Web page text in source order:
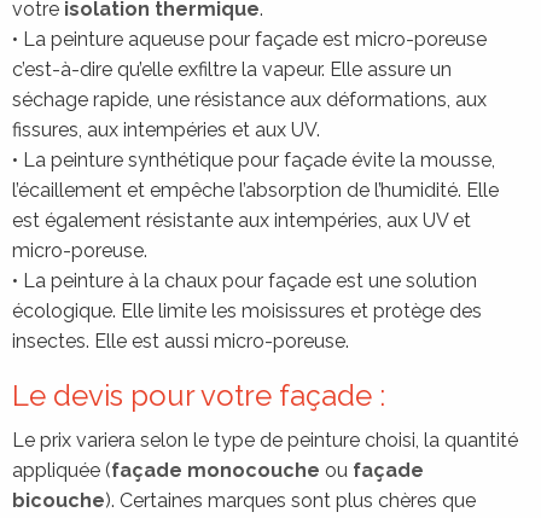
votre isolation thermique.
• La peinture aqueuse pour façade est micro-poreuse
c’est-à-dire qu’elle exfiltre la vapeur. Elle assure un
séchage rapide, une résistance aux déformations, aux
fissures, aux intempéries et aux UV.
• La peinture synthétique pour façade évite la mousse,
l’écaillement et empêche l’absorption de l’humidité. Elle
est également résistante aux intempéries, aux UV et
micro-poreuse.
• La peinture à la chaux pour façade est une solution
écologique. Elle limite les moisissures et protège des
insectes. Elle est aussi micro-poreuse.
Le devis pour votre façade :
Le prix variera selon le type de peinture choisi, la quantité
appliquée (façade monocouche ou façade
bicouche). Certaines marques sont plus chères que